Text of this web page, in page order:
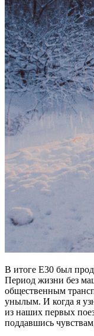
В итоге E30 был
Период жизни без
общественным
унылым. И когда я
из наших первых
поддавшись